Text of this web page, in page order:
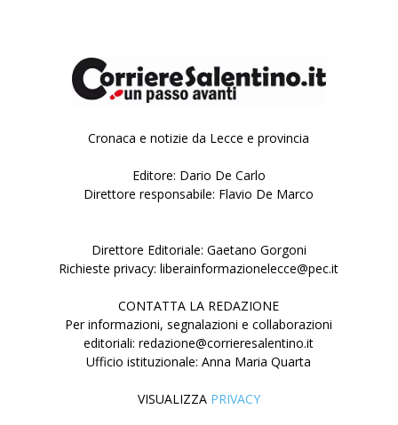
Cronaca e notizie da Lecce e provincia
Editore: Dario De Carlo
Direttore responsabile: Flavio De Marco
Direttore Editoriale: Gaetano Gorgoni
Richieste privacy: liberainformazionelecce@pec.it
CONTATTA LA REDAZIONE
Per informazioni, segnalazioni e collaborazioni
editoriali: redazione@corrieresalentino.it
Ufficio istituzionale: Anna Maria Quarta
VISUALIZZA PRIVACY